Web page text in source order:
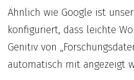
Ähnlich wie Google ist
konfiguriert, dass leichte
Genitiv von
automatisch mit angezeigt